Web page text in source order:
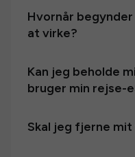
Hvornår begynder
at virke?
Kan jeg beholde
bruger min rejse-
Skal jeg fjerne